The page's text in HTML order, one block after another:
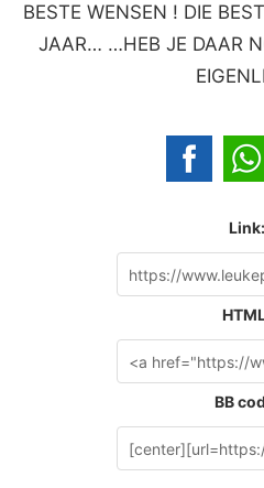
BESTE WENSEN ! DIE
JAAR… …HEB JE DAAR
Link:
BB